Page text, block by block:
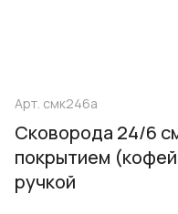
Арт. смк246а
Сковорода 24/6
покрытием
ручкой